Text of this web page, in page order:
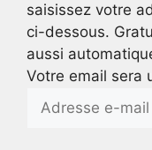
saisissez votre
ci-dessous.
aussi
Votre email sera
Adresse